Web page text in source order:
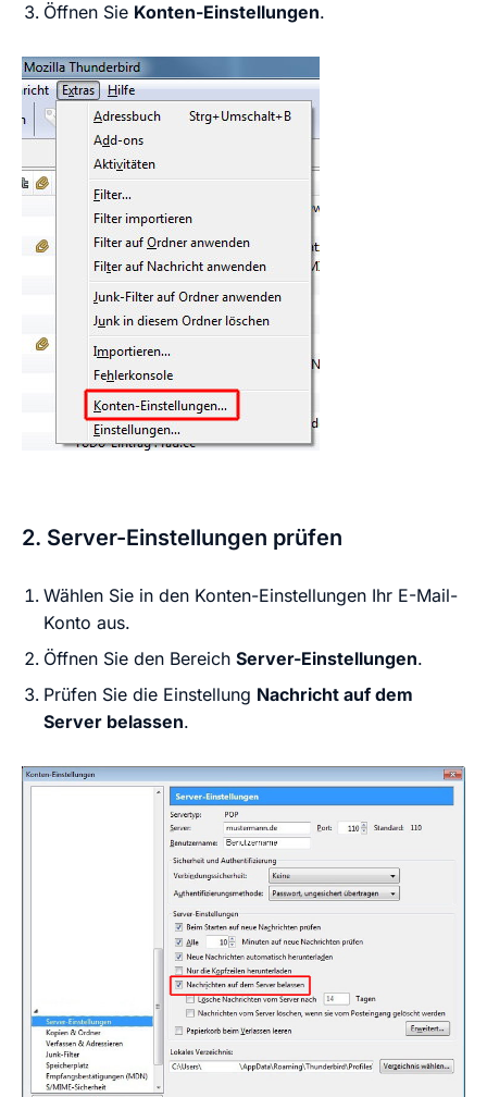
Öffnen Sie Konten-Einstellungen.
2. Server-Einstellungen prüfen
Wählen Sie in den Konten-Einstellungen Ihr E-Mail-
Konto aus.
Öffnen Sie den Bereich Server-Einstellungen.
Prüfen Sie die Einstellung Nachricht auf dem
Server belassen.